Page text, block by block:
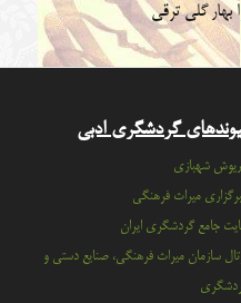
گلی ترقی
گردشگری ادبی
شهبازی
میراث فرهنگی
جامع گردشگري ايران
سازمان ميراث فرهنگي، صنايع دستي و